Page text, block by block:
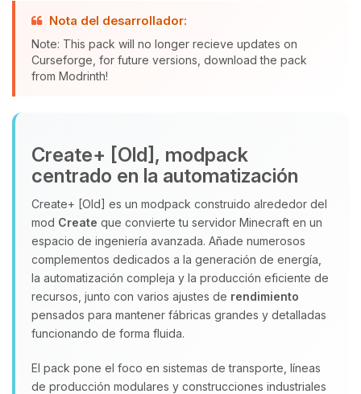
Nota del desarrollador:
Note: This pack will no longer recieve updates on
Curseforge, for future versions, download the pack
from Modrinth!
Create+ [Old], modpack
centrado en la automatización
Create+ [Old] es un modpack construido alrededor del
mod Create que convierte tu servidor Minecraft en un
espacio de ingeniería avanzada. Añade numerosos
complementos dedicados a la generación de energía,
la automatización compleja y la producción eficiente de
recursos, junto con varios ajustes de rendimiento
pensados para mantener fábricas grandes y detalladas
funcionando de forma fluida.
El pack pone el foco en sistemas de transporte, líneas
de producción modulares y construcciones industriales
08/08/2026 21:40